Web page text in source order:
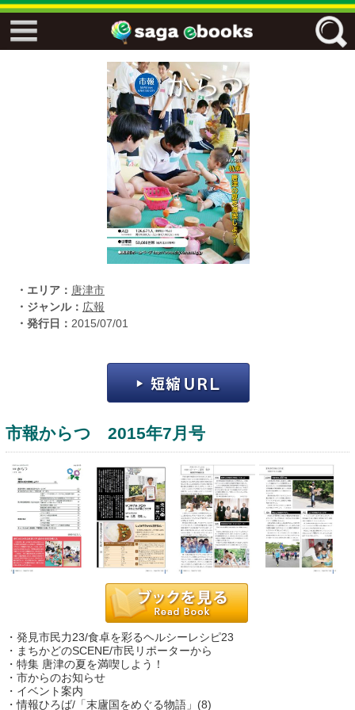
フリーワード
ジャンル
エリア
・エリア： 唐津市
・ジャンル： 広報
・発行日： 2015/07/01
市報からつ 2015年7月号
・発見市民力23/食卓を彩るヘルシーレシピ23
・まちかどのSCENE/市民リポーターから
・特集 唐津の夏を満喫しよう！
・市からのお知らせ
・イベント案内
・情報ひろば/「末廬国をめぐる物語」(8)
↓↓ ebooks専用本棚 ↓↓
運営：福博印刷
saga ebooksとは
よくある質問
サイトマップ
お問い合わせ